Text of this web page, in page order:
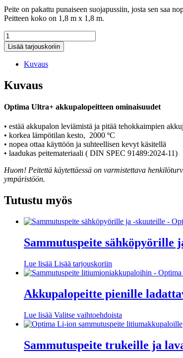
Peite on pakattu punaiseen suojapussiin, josta sen saa
Peitteen koko on 1,8 m x 1,8 m.
Sammutuspeite
akkujen
käsittelijöille
korjaajille
-
Optima
määrä
Lisää tarjouskoriin
Kuvaus
Kuvaus
Optima Ultra+ akkupalopeitteen ominaisuudet
• estää akkupalon leviämistä ja pitää tehokkaimpien
• korkea lämpötilan kesto, 2000 ºC
• nopea ottaa käyttöön ja suhteellisen kevyt käsitellä
• laadukas peitemateriaali ( DIN SPEC 91489:2024-11)
Huom! Peitettä käytettäessä on varmistettava
ympäristöön.
Tutustu myös
Sammutuspeite sähköpyörille
Lue lisää Lisää tarjouskoriin
Akkupalopeitte pienille
Lue lisää Valitse vaihtoehdoista
tuotteella
useampi
muunnelma.
Sammutuspeite trukeille ja